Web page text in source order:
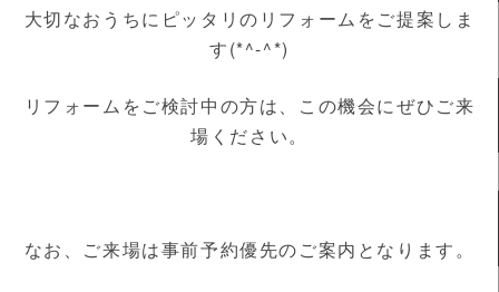
大切なおうちにピッタリのリフォームをご提案しま
す(*^-^*)
リフォームをご検討中の方は、この機会にぜひご来
場ください。
なお、ご来場は事前予約優先のご案内となります。